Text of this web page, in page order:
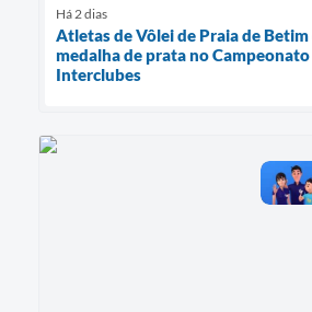
Há 2 dias
Atletas de Vôlei de Praia de
medalha de prata no
Interclubes